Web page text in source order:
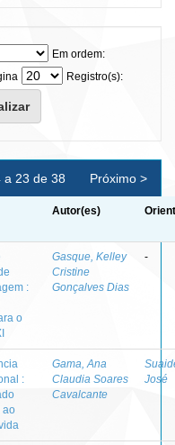
Em ordem:
Registro(s):
a 23 de 38 Próximo >
Autor(es)
:
o
Gasque, Kelley
Cristine
Gonçalves Dias
-
:
ao
Gama, Ana
Claudia Soares
Cavalcante
José